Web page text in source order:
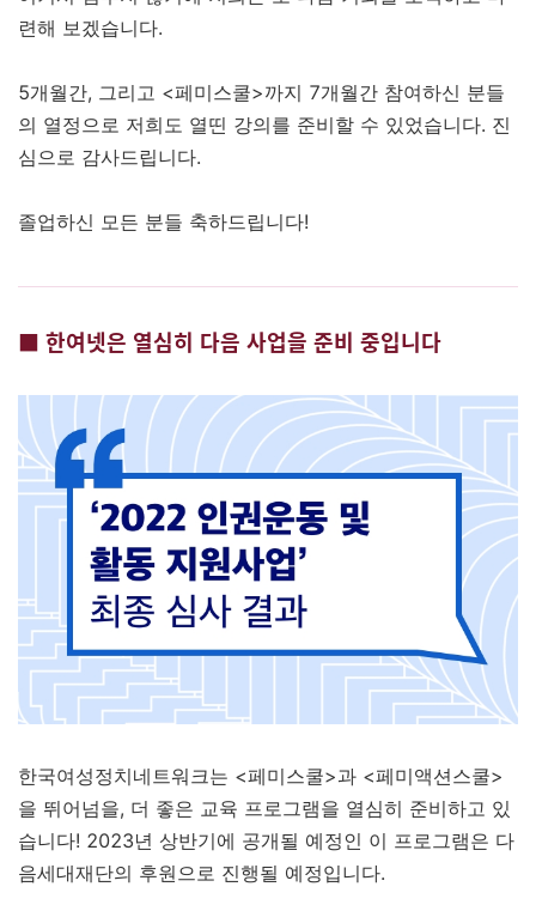
련해 보겠습니다.
5개월간, 그리고 <페미스쿨>까지 7개월간 참여하신 분들
의 열정으로 저희도 열띤 강의를 준비할 수 있었습니다. 진
심으로 감사드립니다.
졸업하신 모든 분들 축하드립니다!
■ 한여넷은 열심히 다음 사업을 준비 중입니다
한국여성정치네트워크는 <페미스쿨>과 <페미액션스쿨>
을 뛰어넘을, 더 좋은 교육 프로그램을 열심히 준비하고 있
습니다! 2023년 상반기에 공개될 예정인 이 프로그램은 다
음세대재단의 후원으로 진행될 예정입니다.